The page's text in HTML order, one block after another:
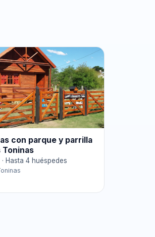
con parque y parrilla
Toninas
Hasta 4 huéspedes